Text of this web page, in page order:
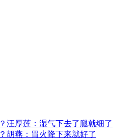
汪厚莲：湿气下去了腿就细了
胡燕：胃火降下来就好了